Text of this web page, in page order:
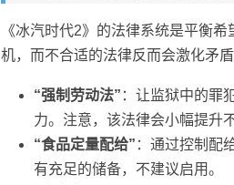
《冰汽时代2》的法律系统是平衡
机，而不合适的法律反而会激化矛
“强制劳动法” ：让监狱中的罪
力。注意，该法律会小幅提升
“食品定量配给” ：通过控制配
有充足的储备，不建议启用。